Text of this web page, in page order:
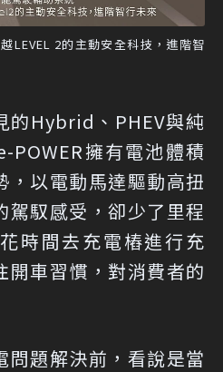
LEVEL 2的主動安全科技，進階智
的Hybrid、PHEV與純
POWER擁有電池體積
，以電動馬達驅動高扭
駕馭感受，卻少了里程
時間去充電樁進行充
開車習慣，對消費者的
問題解決前，看說是當